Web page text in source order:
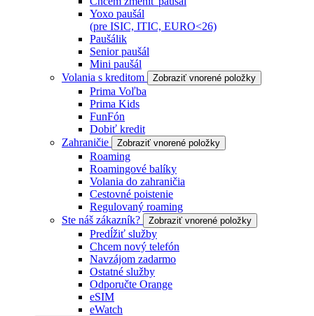
Yoxo paušál
(pre ISIC, ITIC, EURO<26)
Paušálik
Senior paušál
Mini paušál
Volania s kreditom
Zobraziť vnorené položky
Prima Voľba
Prima Kids
FunFón
Dobiť kredit
Zahraničie
Zobraziť vnorené položky
Roaming
Roamingové balíky
Volania do zahraničia
Cestovné poistenie
Regulovaný roaming
Ste náš zákazník?
Zobraziť vnorené položky
Predĺžiť služby
Chcem nový telefón
Navzájom zadarmo
Ostatné služby
Odporučte Orange
eSIM
eWatch